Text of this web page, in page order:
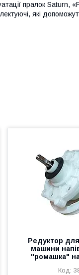
пралок Saturn,
які
Редуктор
машини
"ромашка"